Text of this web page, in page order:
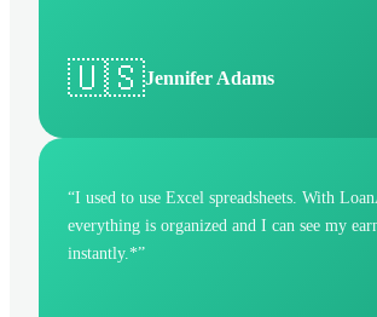
🇺🇸Jennifer Adams
“I used to use Excel spreadsheets. With
everything is organized and I can see my
instantly.*”